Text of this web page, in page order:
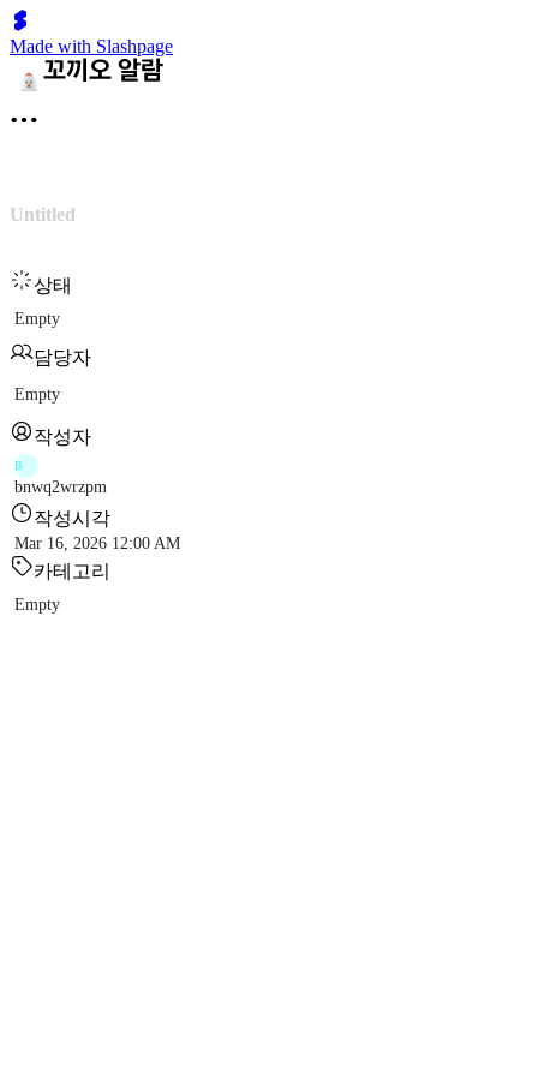
Made with Slashpage
Untitled
상태
Empty
담당자
Empty
작성자
B
bnwq2wrzpm
작성시각
Mar 16, 2026 12:00 AM
카테고리
Empty